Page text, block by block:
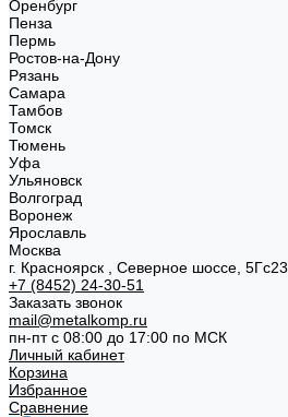
Оренбург
Пенза
Пермь
Ростов-на-Дону
Рязань
Самара
Тамбов
Томск
Тюмень
Уфа
Ульяновск
Волгоград
Воронеж
Ярославль
Москва
г. Красноярск , Северное шоссе, 5Гс23
+7 (8452) 24-30-51
Заказать звонок
mail@metalkomp.ru
пн-пт с 08:00 до 17:00 по МСК
Личный кабинет
Корзина
Избранное
Сравнение